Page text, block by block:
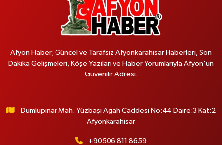
Afyon Haber; Güncel ve Tarafsız Afyonkarahisar Haberleri, Son
Dakika Gelişmeleri, Köşe Yazıları ve Haber Yorumlarıyla Afyon'un
Güvenilir Adresi.
Dumlupınar Mah. Yüzbaşı Agah Caddesi No:44 Daire:3 Kat:2
Afyonkarahisar
+90506 811 8659